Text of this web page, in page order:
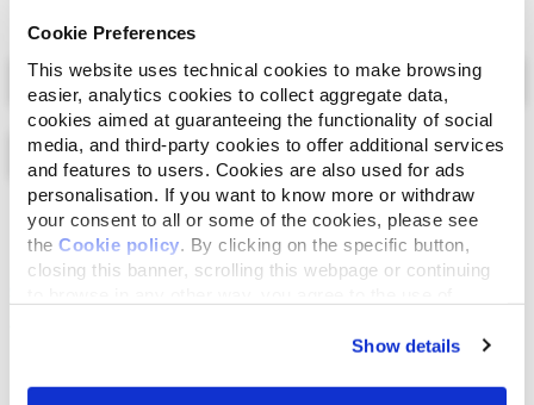
Cookie Preferences
This website uses technical cookies to make browsing
easier, analytics cookies to collect aggregate data,
cookies aimed at guaranteeing the functionality of social
media, and third-party cookies to offer additional services
and features to users. Cookies are also used for ads
personalisation. If you want to know more or withdraw
your consent to all or some of the cookies, please see
the Cookie policy . By clicking on the specific button,
closing this banner, scrolling this webpage or continuing
Show details
Select a tab
Lista Mappa